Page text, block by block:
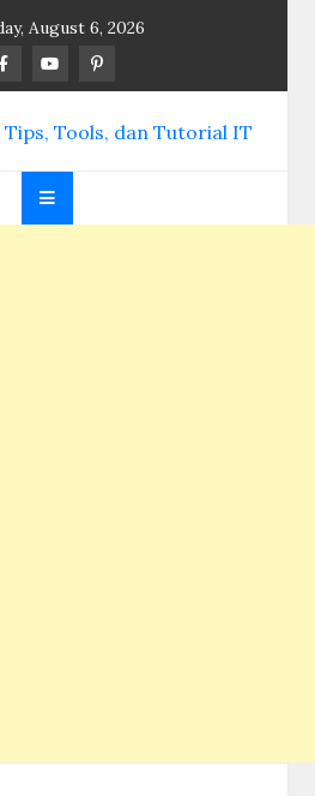
August 6, 2026
Tech | Tips,
Tutorial